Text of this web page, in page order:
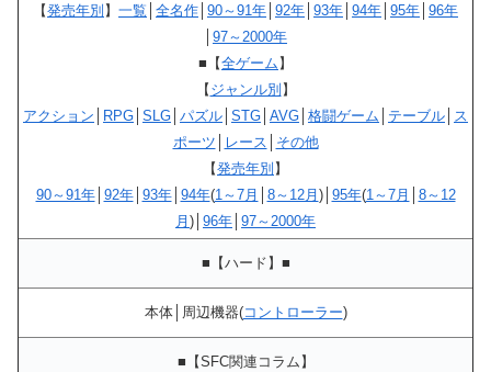
【発売年別 】 一覧 全名作 90～91年 92年 93年 94年 95年 96年
97～2000年
■ 【全ゲーム 】
【 ジャンル別 】
アクション
RPG SLG パズル STG AVG 格闘ゲーム テーブル
ス
ポーツ
レース
その他
【発売年別 】
90～91年│ 92年│ 93年│ 94年(1～7月 8～12月 )│ 95年(1～7月
8～12
月 )│ 96年 97～2000年
■ 【ハード】 ■
本体│周辺機器(コントローラー)
■【SFC関連コラム】